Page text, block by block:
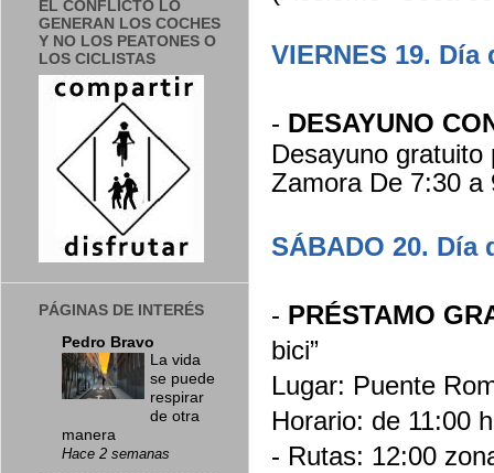
VIERNES 19.
- DESAYUNO
Desayuno
Zamora De 7:30 a
SÁBADO 20.
- PRÉSTAMO
bici”
Lugar: Puente
Horario: de 11:00
- Rutas: 12:00
EL CONFLICTO LO
GENERAN LOS COCHES
Y NO LOS PEATONES O
LOS CICLISTAS
PÁGINAS DE INTERÉS
Pedro Bravo
La vida
se puede
respirar
de otra
manera
Hace 2 semanas